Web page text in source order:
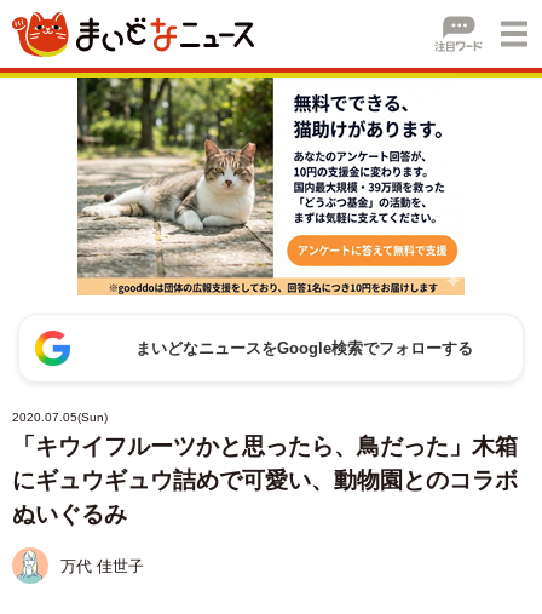
まいどなニュースをGoogle検索でフォローする
2020.07.05(Sun)
「キウイフルーツかと思ったら、鳥だった」木箱
にギュウギュウ詰めで可愛い、動物園とのコラボ
ぬいぐるみ
万代 佳世子